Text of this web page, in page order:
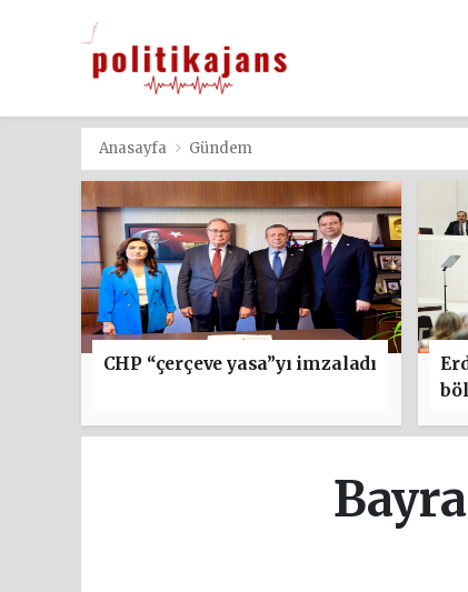
Anasayfa Gündem
CHP “çerçeve yasa”yı imzaladı